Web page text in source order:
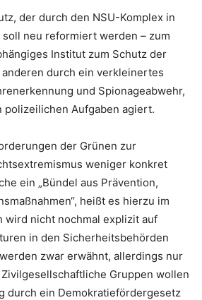
der durch den NSU-Komplex in
neu reformiert werden – zum
Institut zum Schutz der
durch ein verkleinertes
und Spionageabwehr,
polizeilichen Aufgaben agiert.
der Grünen zur
weniger konkret
ein „Bündel aus Prävention,
heißt es hierzu im
wird nicht nochmal explizit auf
in den Sicherheitsbehörden
zwar erwähnt, allerdings nur
Gruppen wollen
durch ein Demokratiefördergesetz